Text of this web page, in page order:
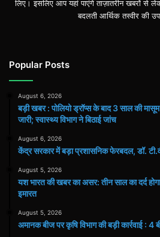
लिए। इसलिए आप यहां पाएंगे ताज़ातरीन खबरों से
बदलती आर्थिक तस्वीर की
Popular Posts
August 6, 2026
बड़ी खबर : पोलियो ड्रॉप्स के बाद 3 साल की
जारी; स्वास्थ्य विभाग ने बिठाई जांच
August 6, 2026
केंद्र सरकार में बड़ा प्रशासनिक फेरबदल, डॉ.
August 5, 2026
यश भारत की खबर का असर: तीन साल का दर्द
इमारत
August 5, 2026
अमानक बीज पर कृषि विभाग की बड़ी कार्रवाई :